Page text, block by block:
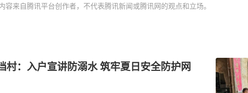
容来自腾讯平台创作者，不代表腾讯新闻或腾讯网的观点和立场。
村：入户宣讲防溺水 筑牢夏日安全防护网